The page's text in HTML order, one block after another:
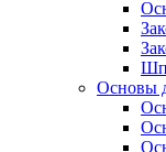
Основы